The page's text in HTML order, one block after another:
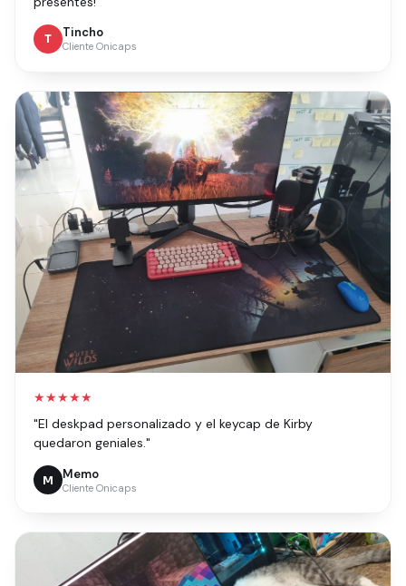
T Tincho
Cliente Onicaps
★★★★★
"El deskpad personalizado y el keycap de Kirby
quedaron geniales."
M Memo
Cliente Onicaps